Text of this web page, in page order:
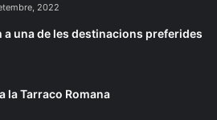
2022
una de les destinacions preferides
la Tarraco Romana